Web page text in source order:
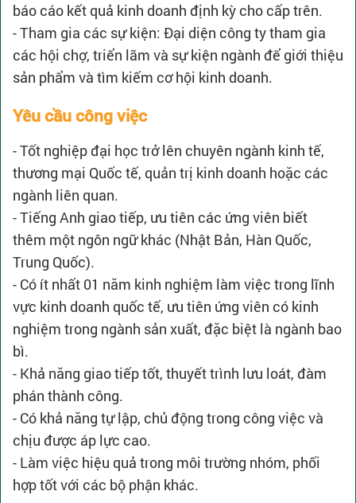
báo cáo kết quả kinh doanh định kỳ cho cấp trên.
- Tham gia các sự kiện: Đại diện công ty tham gia
các hội chợ, triển lãm và sự kiện ngành để giới thiệu
sản phẩm và tìm kiếm cơ hội kinh doanh.
Yêu cầu công việc
- Tốt nghiệp đại học trở lên chuyên ngành kinh tế,
thương mại Quốc tế, quản trị kinh doanh hoặc các
ngành liên quan.
- Tiếng Anh giao tiếp, ưu tiên các ứng viên biết
thêm một ngôn ngữ khác (Nhật Bản, Hàn Quốc,
Trung Quốc).
- Có ít nhất 01 năm kinh nghiệm làm việc trong lĩnh
vực kinh doanh quốc tế, ưu tiên ứng viên có kinh
nghiệm trong ngành sản xuất, đặc biệt là ngành bao
bì.
- Khả năng giao tiếp tốt, thuyết trình lưu loát, đàm
phán thành công.
- Có khả năng tự lập, chủ động trong công việc và
chịu được áp lực cao.
- Làm việc hiệu quả trong môi trường nhóm, phối
hợp tốt với các bộ phận khác.